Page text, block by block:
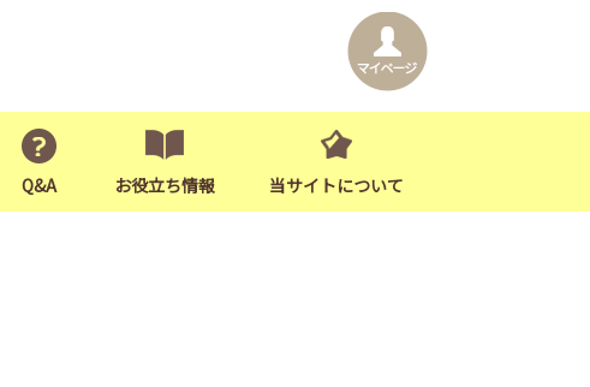
Q&A お役立ち情報 当サイトについて